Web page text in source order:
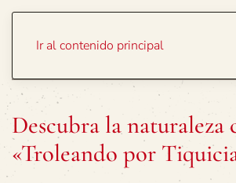
Ir al contenido principal
Descubra la naturaleza
«Troleando por